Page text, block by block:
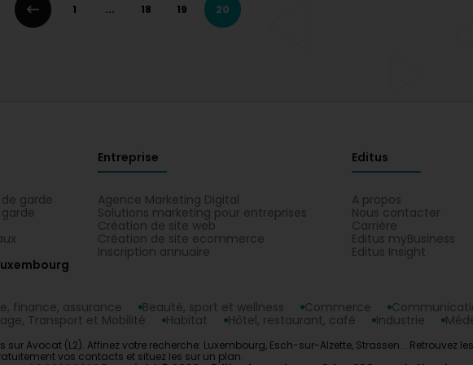
1 ... 18 19 20
garde
Entreprise
Agence Marketing Digital
Solutions marketing pour entreprises
Création de site web
Création de site ecommerce
Inscription annuaire
Editus
A propos
Nous contacter
Carrière
Editus myBusiness
Editus Insight
finance, assurance Beauté, sport et wellness Commerce
Transport et Mobilité Habitat Hôtel, restaurant, café Industrie
sur Avocat (L2). Affinez votre recherche: Luxembourg, Esch-sur-Alzette, Strassen...
vos contacts et situez les sur un plan.